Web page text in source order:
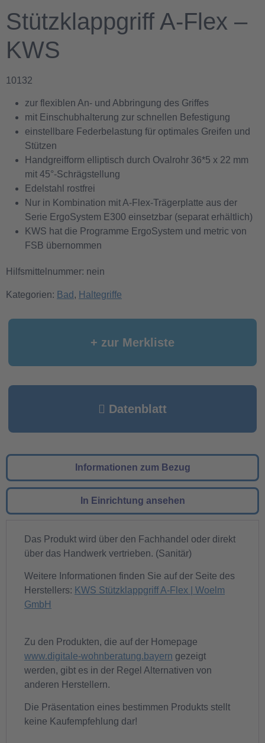
Stützklappgriff A-Flex –
KWS
10132
zur flexiblen An- und Abbringung des Griffes
mit Einschubhalterung zur schnellen Befestigung
einstellbare Federbelastung für optimales Greifen und
Stützen
Handgreifform elliptisch durch Ovalrohr 36*5 x 22 mm
mit 45°-Schrägstellung
Edelstahl rostfrei
Nur in Kombination mit A-Flex-Trägerplatte aus der
Serie ErgoSystem E300 einsetzbar (separat erhältlich)
KWS hat die Programme ErgoSystem und metric von
FSB übernommen
Hilfsmittelnummer: nein
Kategorien: Bad , Haltegriffe
+ zur Merkliste
Datenblatt
Informationen zum Bezug
In Einrichtung ansehen
Das Produkt wird über den Fachhandel oder direkt
über das Handwerk vertrieben. (Sanitär)
Weitere Informationen finden Sie auf der Seite des
Herstellers: KWS Stützklappgriff A-Flex | Woelm
GmbH
Zu den Produkten, die auf der Homepage
www.digitale-wohnberatung.bayern gezeigt
werden, gibt es in der Regel Alternativen von
anderen Herstellern.
Die Präsentation eines bestimmen Produkts stellt
keine Kaufempfehlung dar!